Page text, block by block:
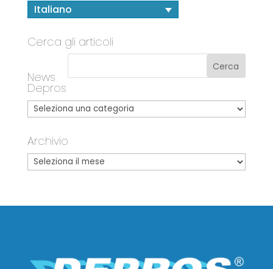
Italiano
Cerca gli articoli
News
Depros
Archivio